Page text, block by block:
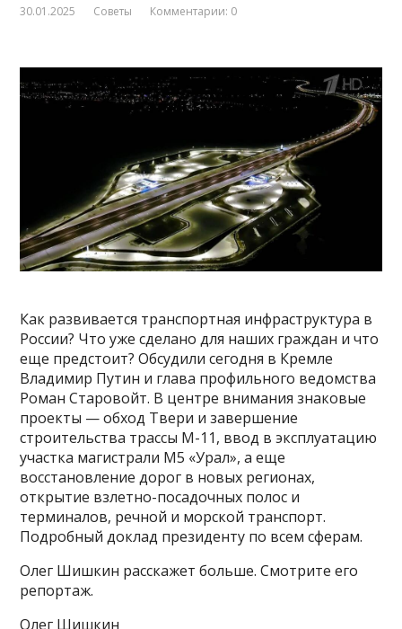
30.01.2025 Советы Комментарии: 0
Как развивается транспортная инфраструктура в
России? Что уже сделано для наших граждан и что
еще предстоит? Обсудили сегодня в Кремле
Владимир Путин и глава профильного ведомства
Роман Старовойт. В центре внимания знаковые
проекты — обход Твери и завершение
строительства трассы М-11, ввод в эксплуатацию
участка магистрали М5 «Урал», а еще
восстановление дорог в новых регионах,
открытие взлетно-посадочных полос и
терминалов, речной и морской транспорт.
Подробный доклад президенту по всем сферам.
Олег Шишкин расскажет больше. Смотрите его
репортаж.
Олег Шишкин